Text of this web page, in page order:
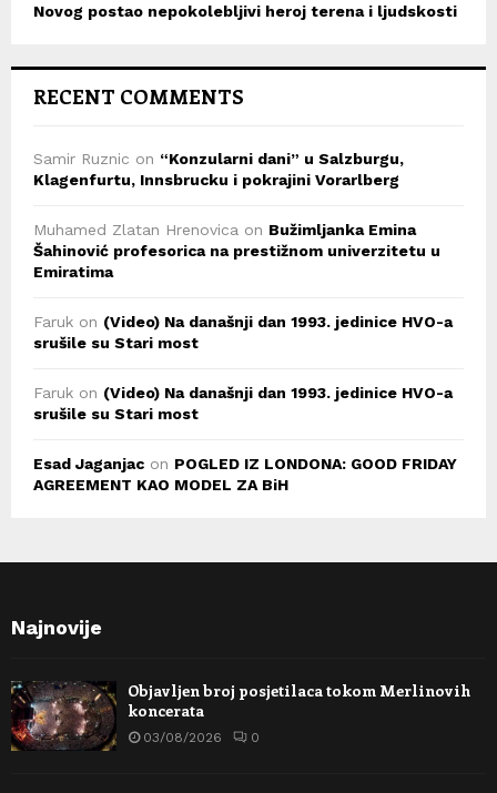
Novog postao nepokolebljivi heroj terena i ljudskosti
RECENT COMMENTS
Samir Ruznic on “Konzularni dani” u Salzburgu,
Klagenfurtu, Innsbrucku i pokrajini Vorarlberg
Muhamed Zlatan Hrenovica on Bužimljanka Emina
Šahinović profesorica na prestižnom univerzitetu u
Emiratima
Faruk on (Video) Na današnji dan 1993. jedinice HVO-a
srušile su Stari most
Faruk on (Video) Na današnji dan 1993. jedinice HVO-a
srušile su Stari most
Esad Jaganjac on POGLED IZ LONDONA: GOOD FRIDAY
AGREEMENT KAO MODEL ZA BiH
Najnovije
Objavljen broj posjetilaca tokom Merlinovih
koncerata
03/08/2026 0